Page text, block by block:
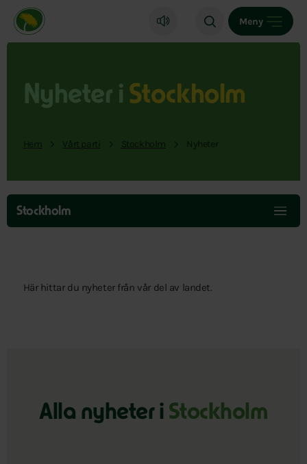
Miljöpartiet de gröna, startsida
Meny
Nyheter i Stockholm
Hem Vårt parti Stockholm Nyheter
Hoppa
över
menyn
Stockholm
Här hittar du nyheter från vår del av landet.
Alla nyheter i Stockholm